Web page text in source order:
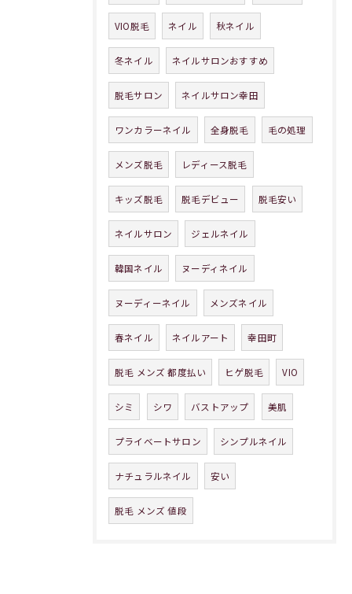
VIO脱毛 ネイル 秋ネイル
冬ネイル ネイルサロンおすすめ
脱毛サロン ネイルサロン幸田
ワンカラーネイル 全身脱毛 毛の処理
メンズ脱毛 レディース脱毛
キッズ脱毛 脱毛デビュー 脱毛安い
ネイルサロン ジェルネイル
韓国ネイル ヌーディネイル
ヌーディーネイル メンズネイル
春ネイル ネイルアート 幸田町
脱毛 メンズ 都度払い ヒゲ脱毛 VIO
シミ シワ バストアップ 美肌
プライベートサロン シンプルネイル
ナチュラルネイル 安い
脱毛 メンズ 値段